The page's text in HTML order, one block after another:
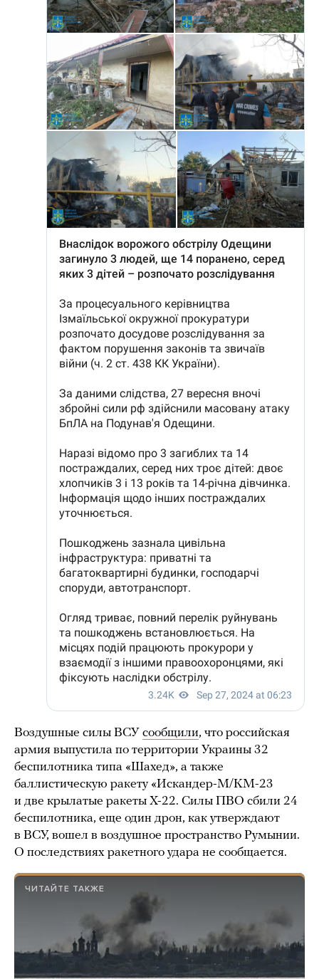
Воздушные силы ВСУ сообщили, что российская
армия выпустила по территории Украины 32
беспилотника типа «Шахед», а также
баллистическую ракету «Искандер-М/KM-23
и две крылатые ракеты X-22. Силы ПВО сбили 24
беспилотника, еще один дрон, как утверждают
в ВСУ, вошел в воздушное пространство Румынии.
О последствиях ракетного удара не сообщается.
ЧИТАЙТЕ ТАКЖЕ